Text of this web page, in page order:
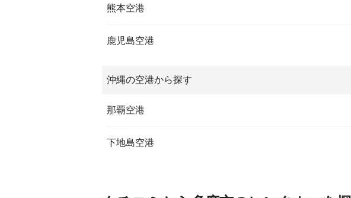
熊本空港
鹿児島空港
沖縄の空港から探す
那覇空港
下地島空港